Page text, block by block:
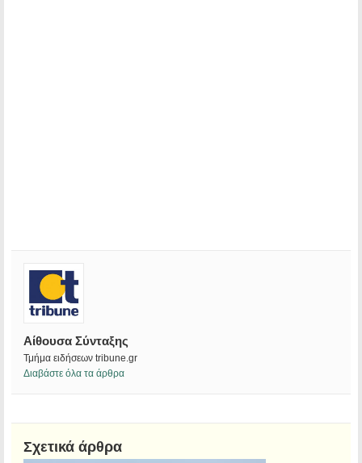
Αίθουσα Σύνταξης
Τμήμα ειδήσεων tribune.gr
Διαβάστε όλα τα άρθρα
Σχετικά άρθρα